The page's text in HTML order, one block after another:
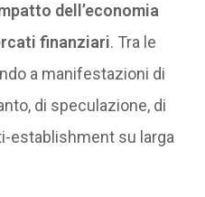
dell’economia
finanziari. Tra le
a manifestazioni di
di speculazione, di
establishment su larga